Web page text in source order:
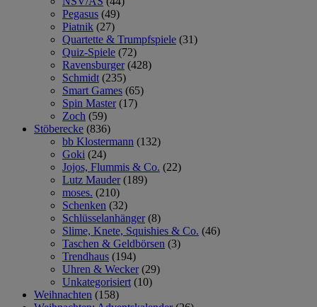
Pegasus (49)
Piatnik (27)
Quartette & Trumpfspiele (31)
Quiz-Spiele (72)
Ravensburger (428)
Schmidt (235)
Smart Games (65)
Spin Master (17)
Zoch (59)
Stöberecke (836)
bb Klostermann (132)
Goki (24)
Jojos, Flummis & Co. (22)
Lutz Mauder (189)
moses. (210)
Schenken (32)
Schlüsselanhänger (8)
Slime, Knete, Squishies & Co. (46)
Taschen & Geldbörsen (3)
Trendhaus (194)
Uhren & Wecker (29)
Unkategorisiert (10)
Weihnachten (158)